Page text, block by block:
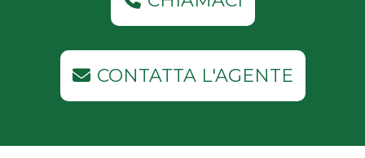
CONTATTA L'AGENTE
Prezzo